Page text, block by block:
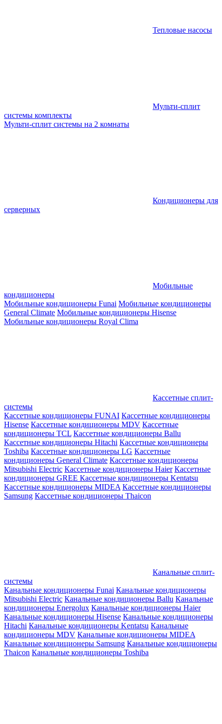
Тепловые насосы
Мульти-сплит
системы комплекты
Мульти-сплит системы на 2 комнаты
Кондиционеры для
серверных
Мобильные
кондиционеры
Мобильные кондиционеры Funai Мобильные кондиционеры
General Climate Мобильные кондиционеры Hisense
Мобильные кондиционеры Royal Clima
Кассетные сплит-
системы
Кассетные кондиционеры FUNAI Кассетные кондиционеры
Hisense Кассетные кондиционеры MDV Кассетные
кондиционеры TCL Кассетные кондиционеры Ballu
Кассетные кондиционеры Hitachi Кассетные кондиционеры
Toshiba Кассетные кондиционеры LG Кассетные
кондиционеры General Climate Кассетные кондиционеры
Mitsubishi Electric Кассетные кондиционеры Haier Кассетные
кондиционеры GREE Кассетные кондиционеры Kentatsu
Кассетные кондиционеры MIDEA Кассетные кондиционеры
Samsung Кассетные кондиционеры Thaicon
Канальные сплит-
системы
Канальные кондиционеры Funai Канальные кондиционеры
Mitsubishi Electric Канальные кондиционеры Ballu Канальные
кондиционеры Energolux Канальные кондиционеры Haier
Канальные кондиционеры Hisense Канальные кондиционеры
Hitachi Канальные кондиционеры Kentatsu Канальные
кондиционеры MDV Канальные кондиционеры MIDEA
Канальные кондиционеры Samsung Канальные кондиционеры
Thaicon Канальные кондиционеры Toshiba